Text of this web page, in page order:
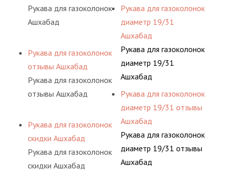
Рукава для газоколонок
Ашхабад
Рукава для газоколонок
отзывы Ашхабад
Рукава для газоколонок
отзывы Ашхабад
Рукава для газоколонок
скидки Ашхабад
Рукава для газоколонок
скидки Ашхабад
Рукава для газоколонок
диаметр 19/31
Ашхабад
Рукава для газоколонок
диаметр 19/31
Ашхабад
Рукава для газоколонок
диаметр 19/31 отзывы
Ашхабад
Рукава для газоколонок
диаметр 19/31 отзывы
Ашхабад